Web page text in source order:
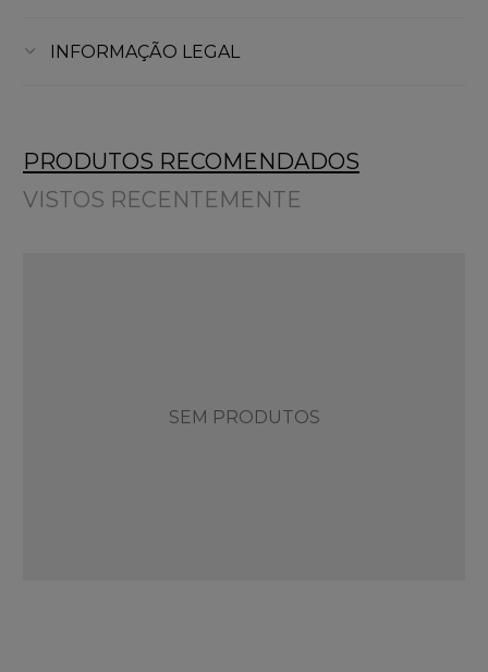
INFORMAÇÃO LEGAL
PRODUTOS RECOMENDADOS
VISTOS RECENTEMENTE
SEM PRODUTOS